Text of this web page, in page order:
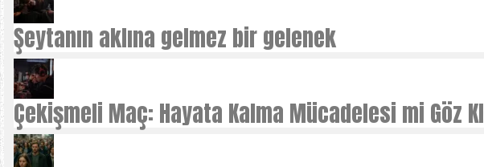
Şeytanın aklına gelmez bir gelenek
Çekişmeli Maç: Hayata Kalma Mücadelesi mi Göz